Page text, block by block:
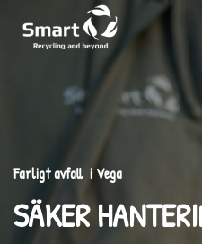
Farligt avfall i Vega
SÄKER